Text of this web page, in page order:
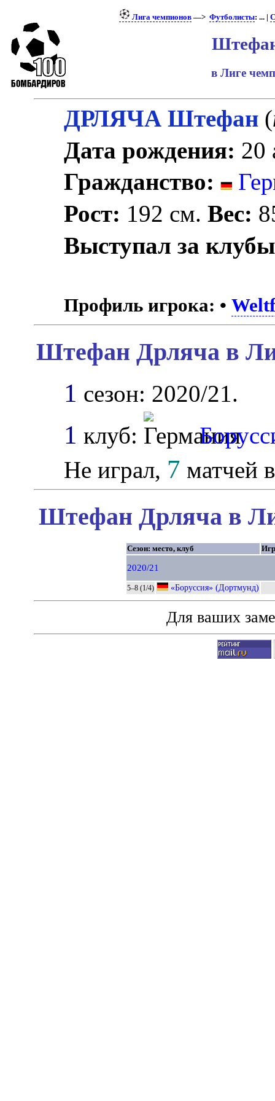
Лига чемпионов—> Футболисты: ... |
в Лиге
ДРЛЯЧА Штефан (
Дата рождения: 20
Гражданство:
Рост: 192 см.Вес:
Выступал за
Профиль игрока: •
Штефан Дрляча в
1 сезон: 2020/21.
1 клуб:
Не играл, 7 матчей
Штефан Дрляча в
Сезон: место, клуб
2020/21
5–8 (1/4) «Боруссия» (Дортмунд)
Для ваших